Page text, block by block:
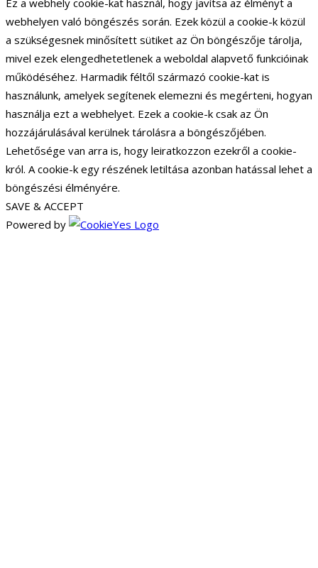
Ez a webhely cookie-kat használ, hogy javítsa az élményt a
webhelyen való böngészés során. Ezek közül a cookie-k közül
a szükségesnek minősített sütiket az Ön böngészője tárolja,
mivel ezek elengedhetetlenek a weboldal alapvető funkcióinak
működéséhez. Harmadik féltől származó cookie-kat is
használunk, amelyek segítenek elemezni és megérteni, hogyan
használja ezt a webhelyet. Ezek a cookie-k csak az Ön
hozzájárulásával kerülnek tárolásra a böngészőjében.
Lehetősége van arra is, hogy leiratkozzon ezekről a cookie-
król. A cookie-k egy részének letiltása azonban hatással lehet a
böngészési élményére.
SAVE & ACCEPT
Powered by